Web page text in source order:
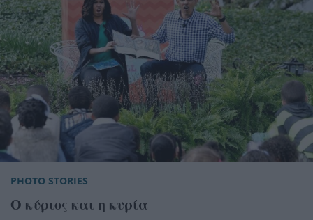
PHOTO STORIES
Ο κύριος και η κυρία